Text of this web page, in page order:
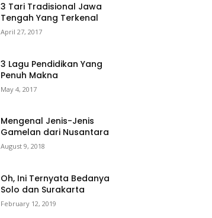
3 Tari Tradisional Jawa
Tengah Yang Terkenal
April 27, 2017
3 Lagu Pendidikan Yang
Penuh Makna
May 4, 2017
Mengenal Jenis-Jenis
Gamelan dari Nusantara
August 9, 2018
Oh, Ini Ternyata Bedanya
Solo dan Surakarta
February 12, 2019